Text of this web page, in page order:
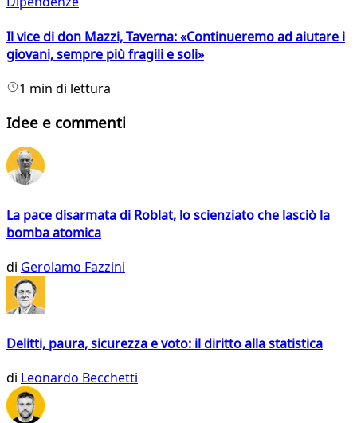
Il vice di don Mazzi, Taverna: «Continueremo ad aiutare i
giovani, sempre più fragili e soli»
1 min di lettura
Idee e commenti
La pace disarmata di Roblat, lo scienziato che lasciò la
bomba atomica
di Gerolamo Fazzini
Delitti, paura, sicurezza e voto: il diritto alla statistica
di Leonardo Becchetti